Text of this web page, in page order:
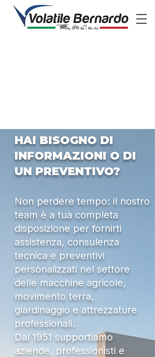
HAI BISOGNO DI
INFORMAZIONI O DI
UN PREVENTIVO?
Non perdere tempo: il nostro
team è a tua completa
disposizione per fornirti
assistenza, consulenza
tecnica e preventivi
personalizzati nel settore
delle macchine agricole,
movimento terra,
giardinaggio e attrezzature
professionali.
Dal 1951 supportiamo
aziende, professionisti e